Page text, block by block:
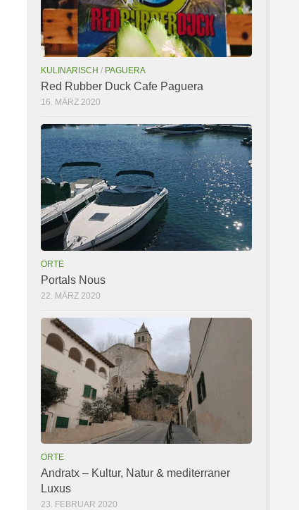
KULINARISCH / PAGUERA
Red Rubber Duck Cafe Paguera
16. MÄRZ 2020
ORTE
Portals Nous
22. MÄRZ 2020
ORTE
Andratx – Kultur, Natur & mediterraner
Luxus
23. FEBRUAR 2020